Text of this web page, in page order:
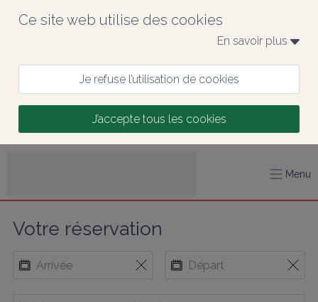
Ce site web utilise des cookies
En savoir plus
Je refuse l’utilisation de cookies
J’accepte tous les cookies
Menu
Votre réservation